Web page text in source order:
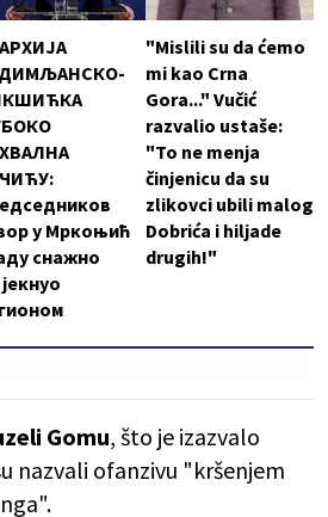
у Мркоњић
снажно
"Mislili su da ćemo
mi kao Crna
Gora..." Vučić
razvalio ustaše:
"To ne menja
činjenicu da su
zlikovci ubili malog
Dobrića i hiljade
drugih!"
Gomu, što je izazvalo
nazvali ofanzivu "kršenjem